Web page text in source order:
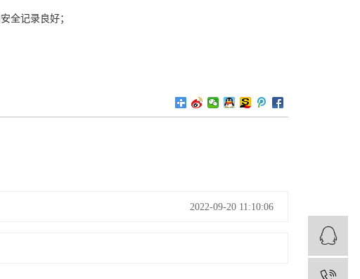
全记录良好；
2022-09-20 11:10:06